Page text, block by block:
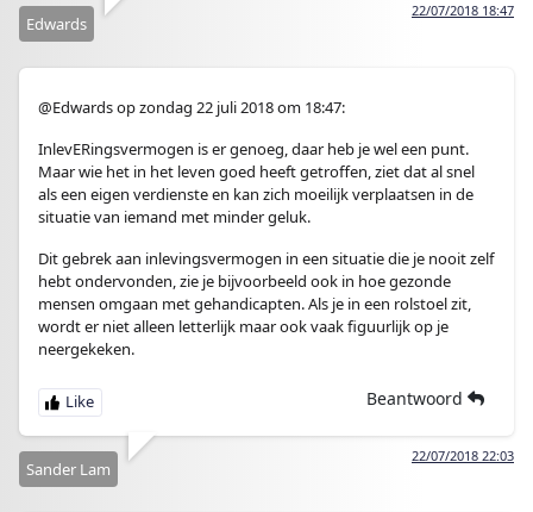
22/07/2018 18:47
Edwards
@Edwards op zondag 22 juli 2018 om 18:47:
InlevERingsvermogen is er genoeg, daar heb je wel een punt.
Maar wie het in het leven goed heeft getroffen, ziet dat al snel
als een eigen verdienste en kan zich moeilijk verplaatsen in de
situatie van iemand met minder geluk.
Dit gebrek aan inlevingsvermogen in een situatie die je nooit zelf
hebt ondervonden, zie je bijvoorbeeld ook in hoe gezonde
mensen omgaan met gehandicapten. Als je in een rolstoel zit,
wordt er niet alleen letterlijk maar ook vaak figuurlijk op je
neergekeken.
Beantwoord
22/07/2018 22:03
Sander Lam